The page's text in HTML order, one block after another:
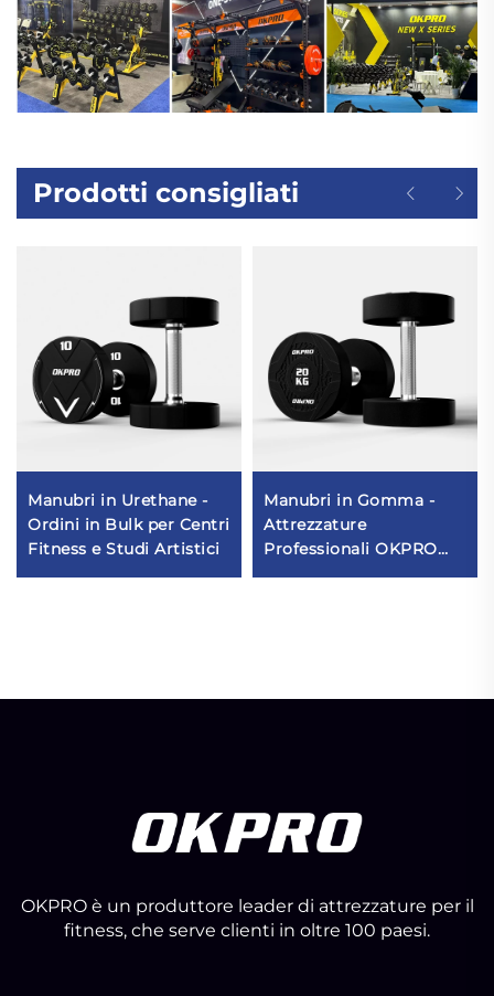
Prodotti consigliati
Manubri in Urethane -
Ordini in Bulk per Centri
Fitness e Studi Artistici
Manubri in Gomma -
Attrezzature
Professionali OKPRO
per l'Allenamento della
OKPRO è un produttore leader di attrezzature per il
fitness, che serve clienti in oltre 100 paesi.